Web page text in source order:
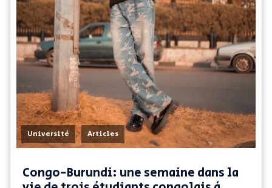
Université , Articles
Congo-Burundi: une semaine dans la